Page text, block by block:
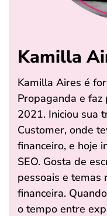
Kamilla
Kamilla Aires é
Propaganda e
2021. Iniciou sua
Customer, onde
financeiro, e hoje
SEO. Gosta de
pessoais e temas
financeira.
o tempo entre